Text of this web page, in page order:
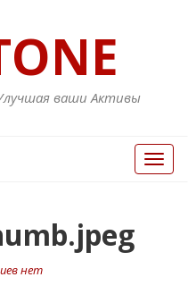
ваши Активы
Вкл/
Выкл
нет